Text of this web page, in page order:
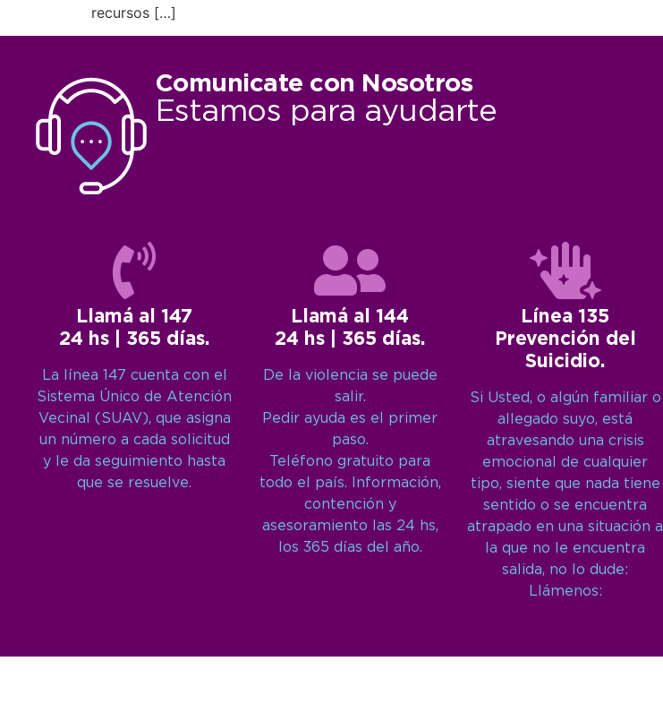
recursos […]
Comunicate con Nosotros
Estamos para ayudarte
Llamá al 147
24 hs | 365 días.
La línea 147 cuenta con el
Sistema Único de Atención
Vecinal (SUAV), que asigna
un número a cada solicitud
y le da seguimiento hasta
que se resuelve.
Llamá al 144
24 hs | 365 días.
De la violencia se puede
salir.
Pedir ayuda es el primer
paso.
Teléfono gratuito para
todo el país. Información,
contención y
asesoramiento las 24 hs,
los 365 días del año.
Línea 135
Prevención del
Suicidio.
Si Usted, o algún familiar o
allegado suyo, está
atravesando una crisis
emocional de cualquier
tipo, siente que nada tiene
sentido o se encuentra
atrapado en una situación a
la que no le encuentra
salida, no lo dude:
Llámenos: